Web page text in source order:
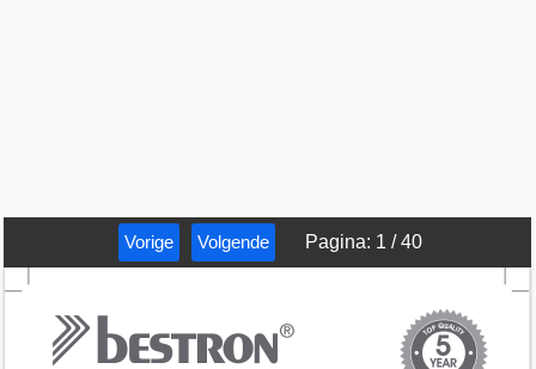
Vorige Volgende Pagina: 1 /40